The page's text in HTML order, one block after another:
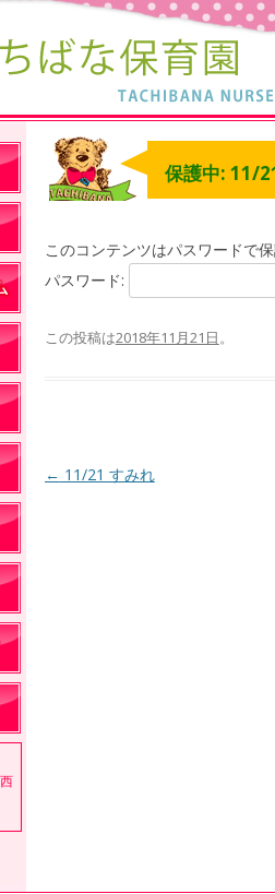
保護中: 11/
このコンテンツはパスワードで
パスワード:
この投稿は2018年11月21日。
投稿ナビゲーション
← 11/21 すみれ